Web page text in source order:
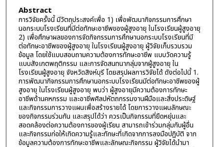
Abstract
การวิจัยครั้งนี้ มีวัตถุประสงค์เพื่อ 1) เพื่อพัฒนากิจกรรมการศึกษา
นอกระบบโรงเรียนที่มีต่อทักษะอาชีพของผู้สูงอายุ ในโรงเรียนผู้สูงอายุ
2) เพื่อศึกษาผลของการจัดกิจกรรมการศึกษานอกระบบโรงเรียนที่มี
ต่อทักษะอาชีพของผู้สูงอายุ ในโรงเรียนผู้สูงอายุ ผู้วิจัยเก็บรวบรวม
ข้อมูล โดยใช้แบบสอบถามความต้องการทักษะอาชีพ แบบวัดความรู้
แบบสังเกตพฤติกรรม และการจัดสนทนากลุ่มจากผู้สูงอายุ ใน
โรงเรียนผู้สูงอายุ จังหวัดสิงห์บุรี โดยสรุปผลการวิจัยได้ ดังต่อไปนี้ 1.
การพัฒนากิจกรรมการศึกษานอกระบบโรงเรียนมีต่อทักษะอาชีพของผู้
สูงอายุ ในโรงเรียนผู้สูงอายุ พบว่า ผู้สูงอายุมีความต้องการทักษะ
อาชีพด้านคหกรรม และอาชีพศิลปหัตถกรรมงานฝีมือและสิ่งประดิษฐ์
และกิจกรรมการวางแผนเพื่อสร้างรายได้ โดยการวางแผนลักษณะ
ของกิจกรรมร่วมกัน และสรุปได้ว่า ควรเป็นกิจกรรมที่ยืดหยุ่นและ
สอดคล้องต่อความต้องการของผู้เรียน สามารถเข้าร่วมกลุ่มกับผู้อื่น
และกิจกรรมก่อให้เกิดความรู้และทักษะที่เกิดจากการลงมือปฏิบัติ จาก
ข้อมูลความต้องการทักษะอาชีพและลักษณะกิจกรรม ผู้วิจัยได้นำมา